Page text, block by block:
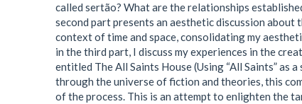
called sertão? What are the relationships
second part presents an aesthetic discussion
context of time and space, consolidating my
in the third part, I discuss my experiences in the
entitled The All Saints House (Using “All Saints” as
through the universe of fiction and theories, this
of the process. This is an attempt to enlighten the